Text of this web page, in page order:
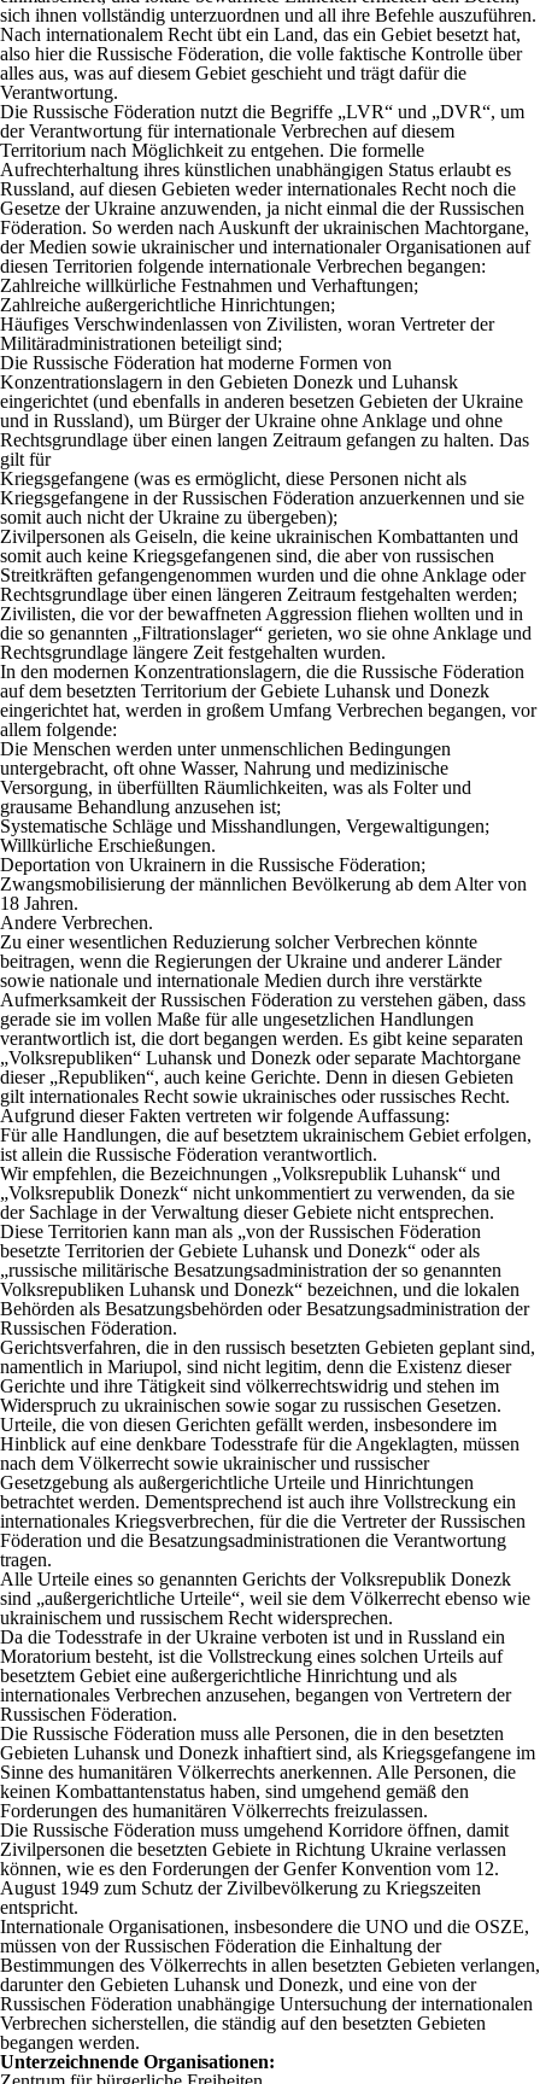
sich ihnen vollständig unterzuordnen und all ihre Befehle auszuführen.
Nach internationalem Recht übt ein Land, das ein Gebiet besetzt hat,
also hier die Russische Föderation, die volle faktische Kontrolle über
alles aus, was auf diesem Gebiet geschieht und trägt dafür die
Verantwortung.
Die Russische Föderation nutzt die Begriffe „LVR“ und „DVR“, um
der Verantwortung für internationale Verbrechen auf diesem
Territorium nach Möglichkeit zu entgehen. Die formelle
Aufrechterhaltung ihres künstlichen unabhängigen Status erlaubt es
Russland, auf diesen Gebieten weder internationales Recht noch die
Gesetze der Ukraine anzuwenden, ja nicht einmal die der Russischen
Föderation. So werden nach Auskunft der ukrainischen Machtorgane,
der Medien sowie ukrainischer und internationaler Organisationen auf
diesen Territorien folgende internationale Verbrechen begangen:
Zahlreiche willkürliche Festnahmen und Verhaftungen;
Zahlreiche außergerichtliche Hinrichtungen;
Häufiges Verschwindenlassen von Zivilisten, woran Vertreter der
Militäradministrationen beteiligt sind;
Die Russische Föderation hat moderne Formen von
Konzentrationslagern in den Gebieten Donezk und Luhansk
eingerichtet (und ebenfalls in anderen besetzen Gebieten der Ukraine
und in Russland), um Bürger der Ukraine ohne Anklage und ohne
Rechtsgrundlage über einen langen Zeitraum gefangen zu halten. Das
gilt für
Kriegsgefangene (was es ermöglicht, diese Personen nicht als
Kriegsgefangene in der Russischen Föderation anzuerkennen und sie
somit auch nicht der Ukraine zu übergeben);
Zivilpersonen als Geiseln, die keine ukrainischen Kombattanten und
somit auch keine Kriegsgefangenen sind, die aber von russischen
Streitkräften gefangengenommen wurden und die ohne Anklage oder
Rechtsgrundlage über einen längeren Zeitraum festgehalten werden;
Zivilisten, die vor der bewaffneten Aggression fliehen wollten und in
die so genannten „Filtrationslager“ gerieten, wo sie ohne Anklage und
Rechtsgrundlage längere Zeit festgehalten wurden.
In den modernen Konzentrationslagern, die die Russische Föderation
auf dem besetzten Territorium der Gebiete Luhansk und Donezk
eingerichtet hat, werden in großem Umfang Verbrechen begangen, vor
allem folgende:
Die Menschen werden unter unmenschlichen Bedingungen
untergebracht, oft ohne Wasser, Nahrung und medizinische
Versorgung, in überfüllten Räumlichkeiten, was als Folter und
grausame Behandlung anzusehen ist;
Systematische Schläge und Misshandlungen, Vergewaltigungen;
Willkürliche Erschießungen.
Deportation von Ukrainern in die Russische Föderation;
Zwangsmobilisierung der männlichen Bevölkerung ab dem Alter von
18 Jahren.
Andere Verbrechen.
Zu einer wesentlichen Reduzierung solcher Verbrechen könnte
beitragen, wenn die Regierungen der Ukraine und anderer Länder
sowie nationale und internationale Medien durch ihre verstärkte
Aufmerksamkeit der Russischen Föderation zu verstehen gäben, dass
gerade sie im vollen Maße für alle ungesetzlichen Handlungen
verantwortlich ist, die dort begangen werden. Es gibt keine separaten
„Volksrepubliken“ Luhansk und Donezk oder separate Machtorgane
dieser „Republiken“, auch keine Gerichte. Denn in diesen Gebieten
gilt internationales Recht sowie ukrainisches oder russisches Recht.
Aufgrund dieser Fakten vertreten wir folgende Auffassung:
Für alle Handlungen, die auf besetztem ukrainischem Gebiet erfolgen,
ist allein die Russische Föderation verantwortlich.
Wir empfehlen, die Bezeichnungen „Volksrepublik Luhansk“ und
„Volksrepublik Donezk“ nicht unkommentiert zu verwenden, da sie
der Sachlage in der Verwaltung dieser Gebiete nicht entsprechen.
Diese Territorien kann man als „von der Russischen Föderation
besetzte Territorien der Gebiete Luhansk und Donezk“ oder als
„russische militärische Besatzungsadministration der so genannten
Volksrepubliken Luhansk und Donezk“ bezeichnen, und die lokalen
Behörden als Besatzungsbehörden oder Besatzungsadministration der
Russischen Föderation.
Gerichtsverfahren, die in den russisch besetzten Gebieten geplant sind,
namentlich in Mariupol, sind nicht legitim, denn die Existenz dieser
Gerichte und ihre Tätigkeit sind völkerrechtswidrig und stehen im
Widerspruch zu ukrainischen sowie sogar zu russischen Gesetzen.
Urteile, die von diesen Gerichten gefällt werden, insbesondere im
Hinblick auf eine denkbare Todesstrafe für die Angeklagten, müssen
nach dem Völkerrecht sowie ukrainischer und russischer
Gesetzgebung als außergerichtliche Urteile und Hinrichtungen
betrachtet werden. Dementsprechend ist auch ihre Vollstreckung ein
internationales Kriegsverbrechen, für die die Vertreter der Russischen
Föderation und die Besatzungsadministrationen die Verantwortung
tragen.
Alle Urteile eines so genannten Gerichts der Volksrepublik Donezk
sind „außergerichtliche Urteile“, weil sie dem Völkerrecht ebenso wie
ukrainischem und russischem Recht widersprechen.
Da die Todesstrafe in der Ukraine verboten ist und in Russland ein
Moratorium besteht, ist die Vollstreckung eines solchen Urteils auf
besetztem Gebiet eine außergerichtliche Hinrichtung und als
internationales Verbrechen anzusehen, begangen von Vertretern der
Russischen Föderation.
Die Russische Föderation muss alle Personen, die in den besetzten
Gebieten Luhansk und Donezk inhaftiert sind, als Kriegsgefangene im
Sinne des humanitären Völkerrechts anerkennen. Alle Personen, die
keinen Kombattantenstatus haben, sind umgehend gemäß den
Forderungen des humanitären Völkerrechts freizulassen.
Die Russische Föderation muss umgehend Korridore öffnen, damit
Zivilpersonen die besetzten Gebiete in Richtung Ukraine verlassen
können, wie es den Forderungen der Genfer Konvention vom 12.
August 1949 zum Schutz der Zivilbevölkerung zu Kriegszeiten
entspricht.
Internationale Organisationen, insbesondere die UNO und die OSZE,
müssen von der Russischen Föderation die Einhaltung der
Bestimmungen des Völkerrechts in allen besetzten Gebieten verlangen,
darunter den Gebieten Luhansk und Donezk, und eine von der
Russischen Föderation unabhängige Untersuchung der internationalen
Verbrechen sicherstellen, die ständig auf den besetzten Gebieten
begangen werden.
Unterzeichnende Organisationen: